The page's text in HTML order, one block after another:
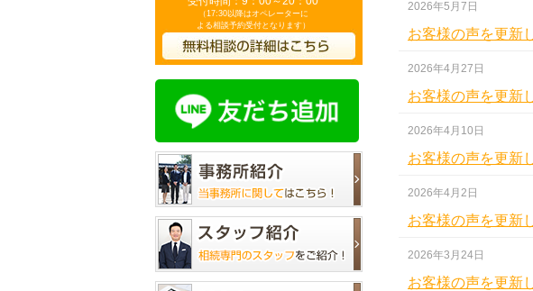
2026年5月7日
お客様の声を更新
2026年4月27日
お客様の声を更新
2026年4月10日
お客様の声を更新
2026年4月2日
お客様の声を更新
2026年3月24日
お客様の声を更新
（17:30以降はオペレーターに
よる相談予約受付となります）